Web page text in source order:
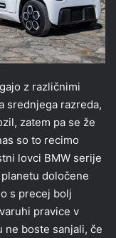
z različnimi
srednjega razreda,
zatem pa se že
so to recimo
lovci BMW serije
določene
s precej bolj
pravice v
ne boste sanjali, če